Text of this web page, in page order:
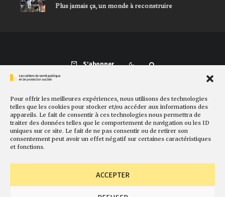
Pour offrir les meilleures expériences, nous utilisons des technologies
telles que les cookies pour stocker et/ou accéder aux informations des
appareils. Le fait de consentir à ces technologies nous permettra de
traiter des données telles que le comportement de navigation ou les ID
uniques sur ce site. Le fait de ne pas consentir ou de retirer son
consentement peut avoir un effet négatif sur certaines caractéristiques
et fonctions.
ACCEPTER
Plus jamais ça, un monde à reconstruire
S'abonner
Présentation Comité de rédaction Sites amis Contact
Newsletter Politique de cookies Faire un don